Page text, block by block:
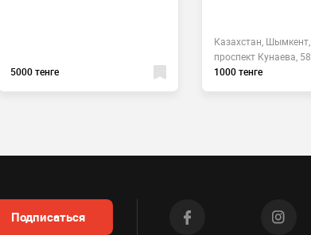
5000 тенге
Казахстан, Шымкент,
проспект Кунаева, 58
1000 тенге
Подписаться